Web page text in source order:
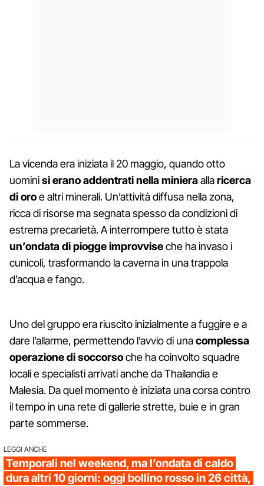
La vicenda era iniziata il 20 maggio, quando otto
uominisi erano addentrati nella minieraallaricerca
di oroe altri minerali. Un’attività diffusa nella zona,
ricca di risorse ma segnata spesso da condizioni di
estrema precarietà. A interrompere tutto è stata
un’ondata di piogge improvviseche ha invaso i
cunicoli, trasformando la caverna in una trappola
d’acqua e fango.
Uno del gruppo era riuscito inizialmente a fuggire e a
dare l’allarme, permettendo l’avvio di unacomplessa
operazione di soccorsoche ha coinvolto squadre
locali e specialisti arrivati anche da Thailandia e
Malesia. Da quel momento è iniziata una corsa contro
il tempo in una rete di gallerie strette, buie e in gran
parte sommerse.
LEGGI ANCHE
Temporali nel weekend, ma l’ondata di caldo
dura altri 10 giorni: oggi bollino rosso in 26 città,